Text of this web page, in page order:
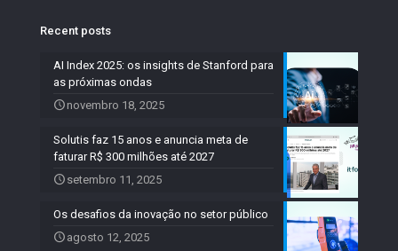
Recent posts
AI Index 2025: os insights de Stanford para
as próximas ondas
novembro 18, 2025
Solutis faz 15 anos e anuncia meta de
faturar R$ 300 milhões até 2027
setembro 11, 2025
Os desafios da inovação no setor público
agosto 12, 2025